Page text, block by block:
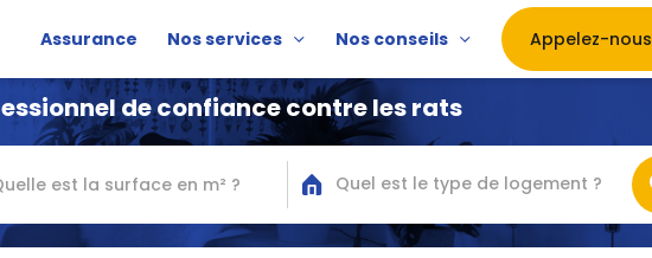
Assurance Nos services Nos conseils Appelez-nous
de confiance contre les rats
Quel est le type de logement ?